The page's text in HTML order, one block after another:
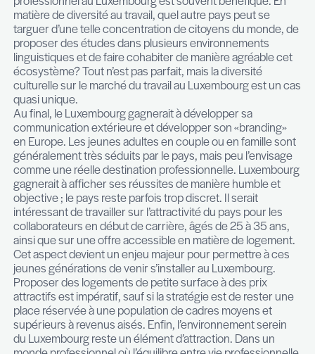
Pourriez-vous nous donner quelques conseils
recruter
La liste ne saurait être exhaustive, mais nous
priorité les points suivants :
Instaurer une communication fluide en
feedbacks,
Faire preuve de lucidité sur les enjeux de la
Avoir de l’ouverture d’esprit et casser les
notamment en ce qui concerne les
de 55 ans,
Considérer une alternative au recrutement
Play», en jouant sur le potentiel des
Effectuer une analyse objective des
en tenant compte des capacités
aux Assessment Center.
Le marché luxembourgeois de l’emploi reste-il
attractif ?